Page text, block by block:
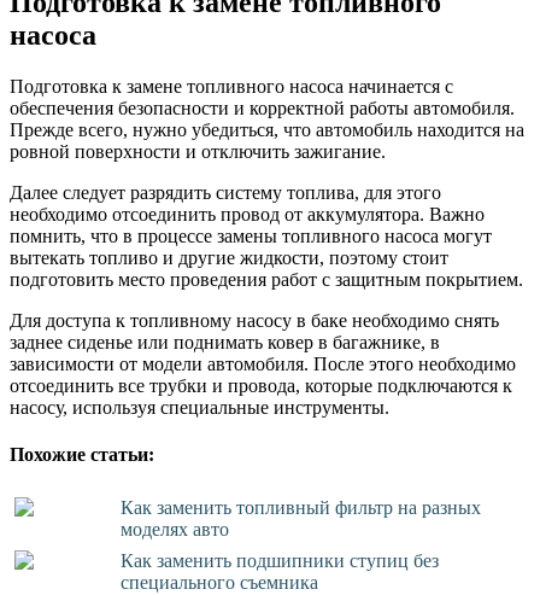
насоса
Подготовка к замене топливного насоса начинается с
обеспечения безопасности и корректной работы автомобиля.
Прежде всего, нужно убедиться, что автомобиль находится на
ровной поверхности и отключить зажигание.
Далее следует разрядить систему топлива, для этого
необходимо отсоединить провод от аккумулятора. Важно
помнить, что в процессе замены топливного насоса могут
вытекать топливо и другие жидкости, поэтому стоит
подготовить место проведения работ с защитным покрытием.
Для доступа к топливному насосу в баке необходимо снять
заднее сиденье или поднимать ковер в багажнике, в
зависимости от модели автомобиля. После этого необходимо
отсоединить все трубки и провода, которые подключаются к
насосу, используя специальные инструменты.
Похожие статьи:
Как заменить топливный фильтр на разных
моделях авто
Как заменить подшипники ступиц без
специального съемника